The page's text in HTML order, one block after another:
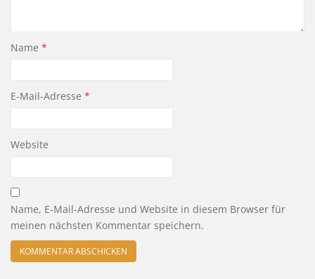
Name *
E-Mail-Adresse *
Website
Name, E-Mail-Adresse und Website in diesem Browser für
meinen nächsten Kommentar speichern.